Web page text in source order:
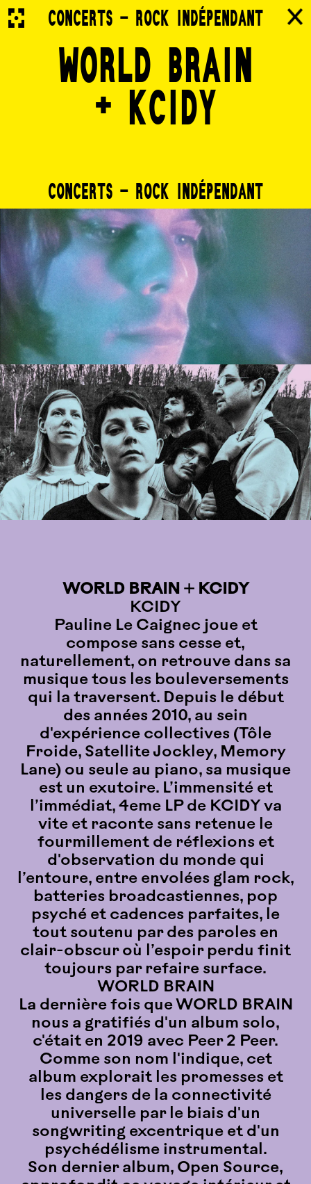
CONCERTS - ROCK INDÉPENDANT
WORLD BRAIN
+ KCIDY
CONCERTS - ROCK INDÉPENDANT
WORLD BRAIN + KCIDY
KCIDY
Pauline Le Caignec joue et
compose sans cesse et,
naturellement, on retrouve dans sa
musique tous les bouleversements
qui la traversent. Depuis le début
des années 2010, au sein
d'expérience collectives (Tôle
Froide, Satellite Jockley, Memory
Lane) ou seule au piano, sa musique
est un exutoire. L’immensité et
l’immédiat, 4eme LP de KCIDY va
vite et raconte sans retenue le
fourmillement de réflexions et
d'observation du monde qui
l’entoure, entre envolées glam rock,
batteries broadcastiennes, pop
psyché et cadences parfaites, le
tout soutenu par des paroles en
clair-obscur où l’espoir perdu finit
toujours par refaire surface.
WORLD BRAIN
La dernière fois que WORLD BRAIN
nous a gratifiés d'un album solo,
c'était en 2019 avec Peer 2 Peer.
Comme son nom l'indique, cet
album explorait les promesses et
les dangers de la connectivité
universelle par le biais d'un
songwriting excentrique et d'un
psychédélisme instrumental.
Son dernier album, Open Source,